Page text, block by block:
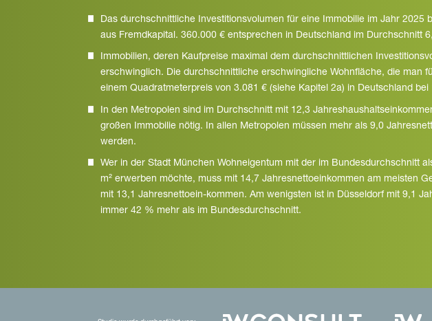
Das durchschnittliche Investitionsvolumen für eine Immobilie im Jahr 2025
aus Fremdkapital. 360.000 € entsprechen in Deutschland im Durchschnitt
Immobilien, deren Kaufpreise maximal dem durchschnittlichen
erschwinglich. Die durchschnittliche erschwingliche Wohnfläche, die man
einem Quadratmeterpreis von 3.081 € (siehe Kapitel 2a) in Deutschland bei
In den Metropolen sind im Durchschnitt mit 12,3
großen Immobilie nötig. In allen Metropolen müssen mehr als 9,0
werden.
Wer in der Stadt München Wohneigentum mit der im Bundesdurchschnitt
m² erwerben möchte, muss mit 14,7 Jahresnettoeinkommen am meisten
mit 13,1 Jahresnettoein-kommen. Am wenigsten ist in Düsseldorf mit 9,1
immer 42 % mehr als im Bundesdurchschnitt.